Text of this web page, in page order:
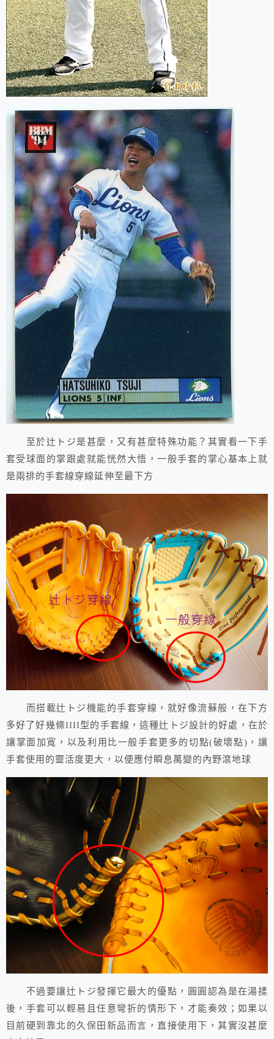
至於辻トジ是甚麼，又有甚麼特殊功能？其實看一下手
套受球面的掌跟處就能恍然大悟，一般手套的掌心基本上就
是兩排的手套線穿線延伸至最下方
而搭載辻トジ機能的手套穿線，就好像流蘇般，在下方
多好了好幾條IIII型的手套線，這種辻トジ設計的好處，在於
讓掌面加寬，以及利用比一般手套更多的切點(破壞點)，讓
手套使用的靈活度更大，以便應付瞬息萬變的內野滾地球
不過要讓辻トジ發揮它最大的優點，圓圓認為是在湯揉
後，手套可以輕易且任意彎折的情形下，才能奏效；如果以
目前硬到靠北的久保田新品而言，直接使用下，其實沒甚麼